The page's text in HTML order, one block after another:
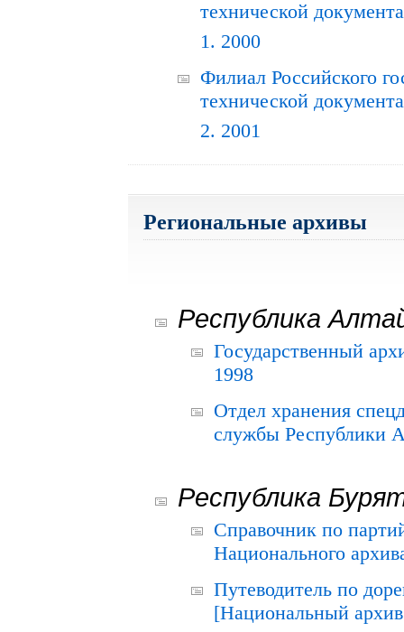
технической
1. 2000
Филиал Российского
технической
2. 2001
Региональные архивы
Республика
Государственный
1998
Отдел хранения
службы Республики
Республика
Справочник по
Национального
Путеводитель по
[Национальный